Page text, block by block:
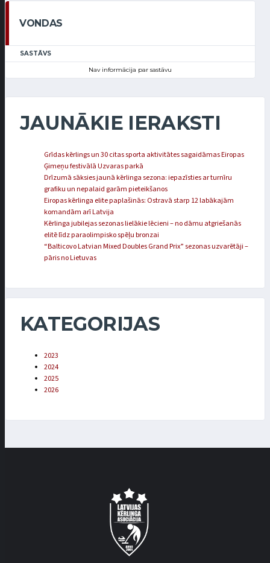
VONDAS
SASTĀVS
Nav informācija par sastāvu
JAUNĀKIE IERAKSTI
Grīdas kērlings un 30 citas sporta aktivitātes sagaidāmas Eiropas
Ģimeņu festivālā Uzvaras parkā
Drīzumā sāksies jaunā kērlinga sezona: iepazīsties ar turnīru
grafiku un nepalaid garām pieteikšanos
Eiropas kērlinga elite paplašinās: Ostravā starp 12 labākajām
komandām arī Latvija
Kērlinga jubilejas sezonas lielākie lēcieni – no dāmu atgriešanās
elitē līdz paraolimpisko spēļu bronzai
“Balticovo Latvian Mixed Doubles Grand Prix” sezonas uzvarētāji –
pāris no Lietuvas
KATEGORIJAS
2023
2024
2025
2026